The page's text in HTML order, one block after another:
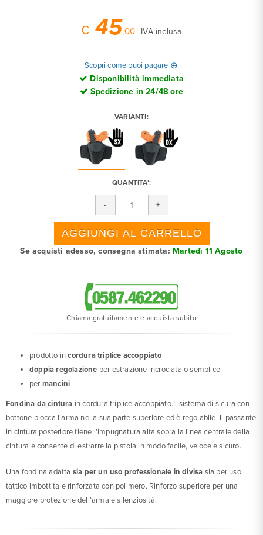
€ 45,00 IVA inclusa
Scopri come puoi pagare ⊕
Disponibilità immediata
Spedizione in 24/48 ore
VARIANTI:
QUANTITA':
Se acquisti adesso, consegna stimata: Martedì 11 Agosto
Chiama gratuitamente e acquista subito
prodotto incordura triplice accoppiato
doppia regolazione per estrazione incrociata o semplice
per mancini
Fondina da cintura in cordura triplice accoppiato.Il sistema di sicura con
bottone blocca l'arma nella sua parte superiore ed è regolabile. Il passante
in cintura posteriore tiene l'impugnatura alta sopra la linea centrale della
cintura e consente di estrarre la pistola in modo facile, veloce e sicuro.
Una fondina adatta sia per un uso professionale in divisa sia per uso
tattico imbottita e rinforzata con polimero. Rinforzo superiore per una
maggiore protezione dell’arma e silenziosità.